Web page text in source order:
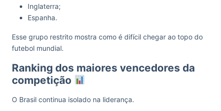
Inglaterra;
Espanha.
Esse grupo restrito mostra como é difícil chegar ao topo do
futebol mundial.
Ranking dos maiores vencedores da
competição
O Brasil continua isolado na liderança.